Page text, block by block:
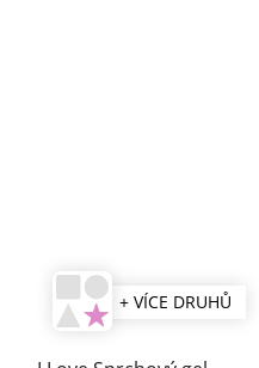
+ VÍCE DRUHŮ